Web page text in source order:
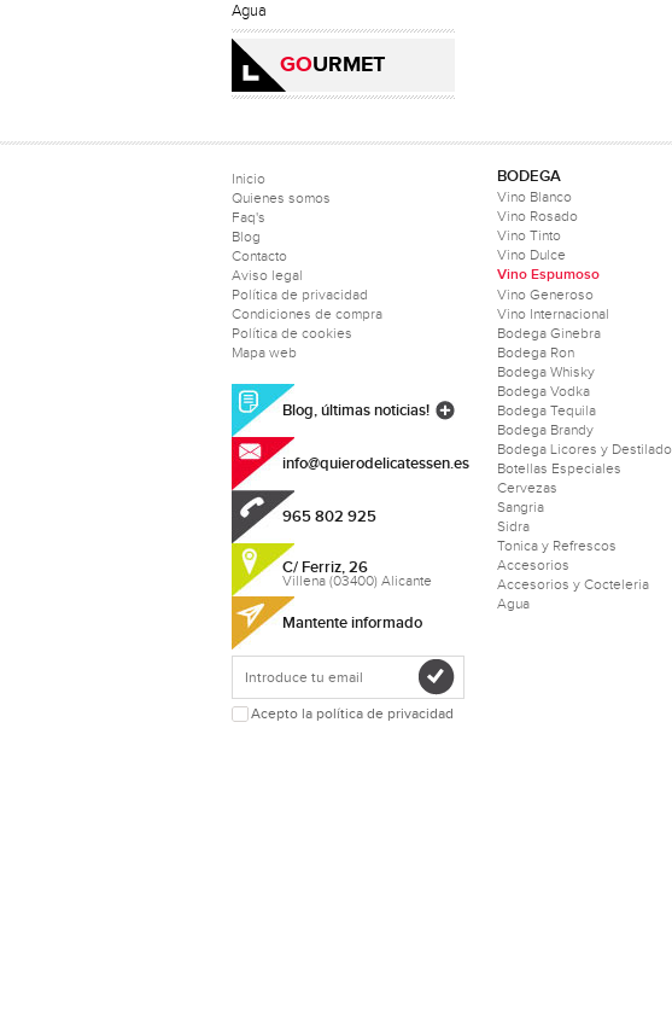
Agua
GOURMET
Inicio
Quienes somos
Faq's
Blog
Contacto
Aviso legal
Política de privacidad
Condiciones de compra
Política de cookies
Mapa web
Blog, últimas noticias!
info@quierodelicatessen.es
965 802 925
C/ Ferriz, 26
Villena (03400) Alicante
Mantente informado
Acepto la política de privacidad
BODEGA
Vino Blanco
Vino Rosado
Vino Tinto
Vino Dulce
Vino Espumoso
Vino Generoso
Vino Internacional
Bodega Ginebra
Bodega Ron
Bodega Whisky
Bodega Vodka
Bodega Tequila
Bodega Brandy
Bodega Licores y
Botellas Especiales
Cervezas
Sangria
Sidra
Tonica y Refrescos
Accesorios
Accesorios y Cocteleria
Agua